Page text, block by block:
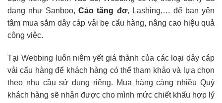
dạng như Sanboo,Cảo tăng đơ, Lashing,… để bạn yên
tâm mua sắm dây cáp vải bẹ cẩu hàng, nâng cao hiệu quả
công việc.
Tại Webbing luôn niêm yết giá thành của các loại dây cáp
vải cẩu hàng để khách hàng có thể tham khảo và lựa chọn
theo nhu cầu sử dụng riêng. Mua hàng càng nhiều Quý
khách hàng sẽ nhận được cho mình mức chiết khấu hợp lý